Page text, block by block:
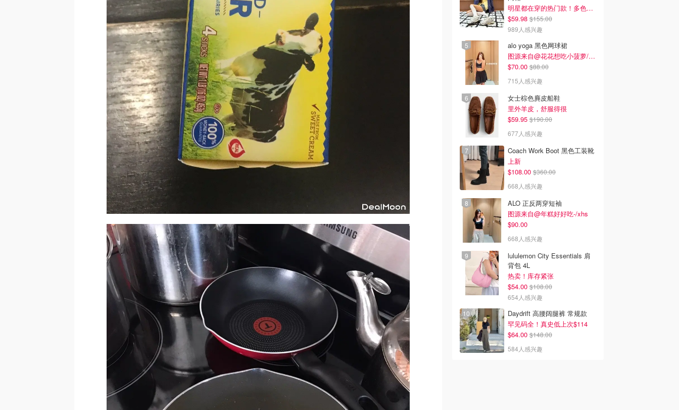
明星都在穿的热门款！多色可选 3.8折
$59.98 $155.00
989人感兴趣
alo yoga 黑色网球裙
图源来自@花花想吃小菠萝/xhs
$70.00 $88.00
715人感兴趣
女士棕色麂皮船鞋
里外羊皮，舒服得很
$59.95 $190.00
677人感兴趣
Coach Work Boot 黑色工装靴
上新
$108.00 $360.00
668人感兴趣
ALO 正反两穿短袖
图源来自@年糕好好吃-/xhs
$90.00
668人感兴趣
lululemon City Essentials 肩
背包 4L
热卖！库存紧张
$54.00 $108.00
654人感兴趣
Daydrift 高腰阔腿裤 常规款
罕见码全！真史低上次$114
$64.00 $148.00
584人感兴趣